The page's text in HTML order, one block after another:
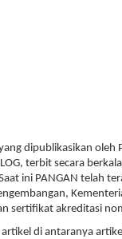
dipublikasikan oleh
terbit secara
ini PANGAN telah
sertifikat akreditasi
di antaranya